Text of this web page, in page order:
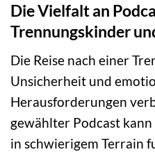
Die Vielfalt an
Trennungskinder
Die Reise nach einer
Unsicherheit und
Herausforderungen
gewählter Podcast
in schwierigem Terrain